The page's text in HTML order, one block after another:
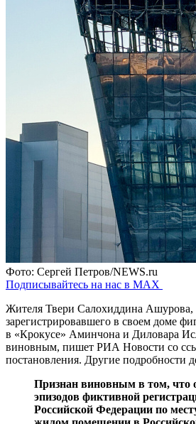
Фото: Сергей Петров/NEWS.ru
Подписывайтесь на нас в MAX
Жителя Твери Салохиддина Ашурова,
зарегистрировавшего в своем доме
в «Крокусе» Аминчона и Диловара
виновным, пишет РИА Новости со
постановления. Другие подробности
Признан виновным в том, что
эпизодов фиктивной
Российской Федерации по